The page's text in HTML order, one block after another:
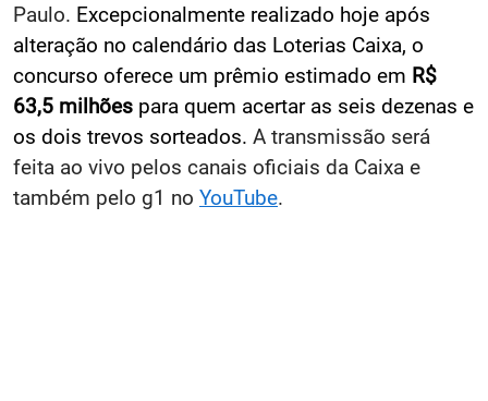
Paulo. Excepcionalmente realizado hoje após
alteração no calendário das Loterias Caixa, o
concurso oferece um prêmio estimado em R$
63,5 milhões para quem acertar as seis dezenas e
os dois trevos sorteados. A transmissão será
feita ao vivo pelos canais oficiais da Caixa e
também pelo g1 no YouTube.